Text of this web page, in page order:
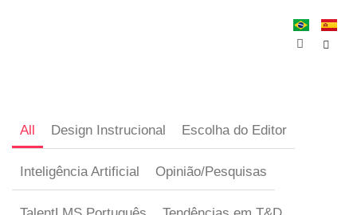
All Design Instrucional Escolha do Editor
Inteligência Artificial Opinião/Pesquisas